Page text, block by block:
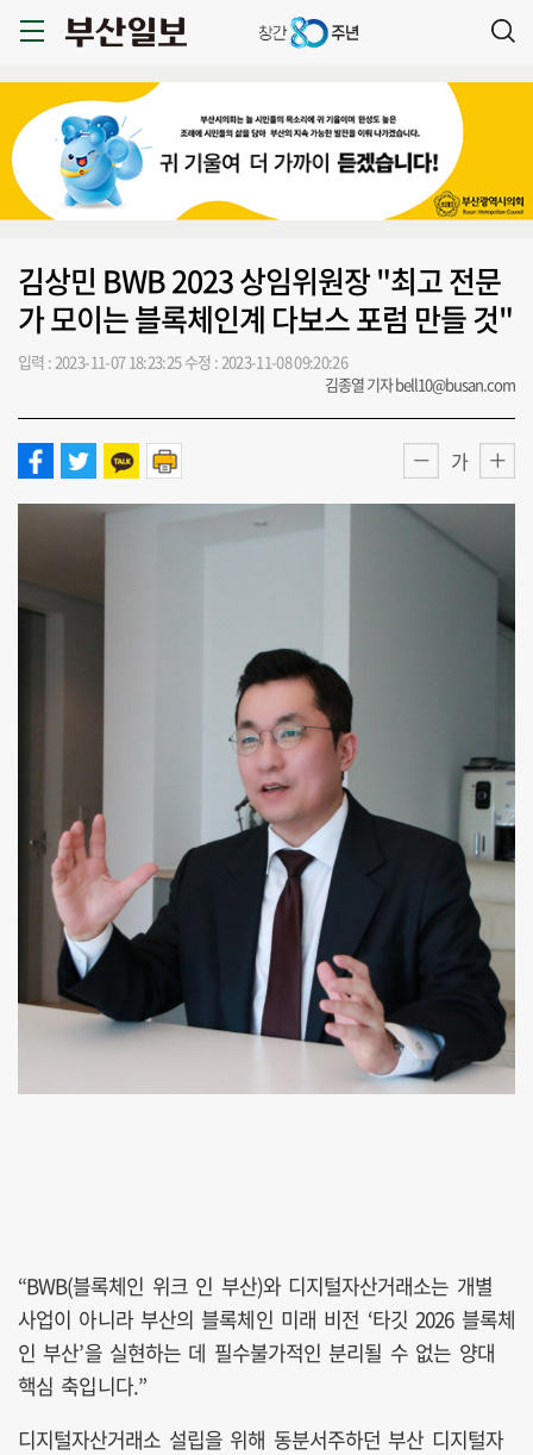
김상민 BWB 2023 상임위원장 "최고 전문
가 모이는 블록체인계 다보스 포럼 만들 것"
입력 : 2023-11-07 18:23:25수정 : 2023-11-08 09:20:26
김종열 기자 bell10@busan.com
가
“BWB(블록체인 위크 인 부산)와 디지털자산거래소는 개별
사업이 아니라 부산의 블록체인 미래 비전 ‘타깃 2026 블록체
인 부산’을 실현하는 데 필수불가적인 분리될 수 없는 양대
핵심 축입니다.”
디지털자산거래소 설립을 위해 동분서주하던 부산 디지털자